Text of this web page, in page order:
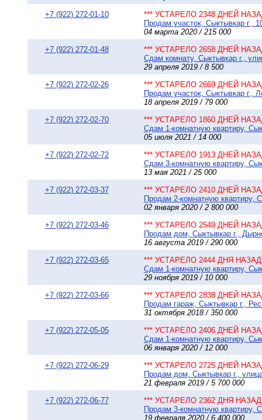
+7 (922) 272-01-10
*** УСТАРЕЛО 2348 ДНЕЙ
Продам участок, Сыктывкар г.,
04 марта 2020 / 215 000
+7 (922) 272-01-48
*** УСТАРЕЛО 2658 ДНЕЙ
Сдам комнату, Сыктывкар г.,
29 апреля 2019 / 8 500
+7 (922) 272-02-26
*** УСТАРЕЛО 2669 ДНЕЙ
Продам участок, Сыктывкар г.,
18 апреля 2019 / 79 000
+7 (922) 272-02-70
*** УСТАРЕЛО 1860 ДНЕЙ
Сдам 1-комнатную квартиру,
05 июля 2021 / 14 000
+7 (922) 272-02-72
*** УСТАРЕЛО 1913 ДНЕЙ
Сдам 3-комнатную квартиру,
13 мая 2021 / 25 000
+7 (922) 272-03-37
*** УСТАРЕЛО 2410 ДНЕЙ
Продам 2-комнатную квартиру,
02 января 2020 / 2 800 000
+7 (922) 272-03-46
*** УСТАРЕЛО 2549 ДНЕЙ
Продам дом, Сыктывкар г.,
16 августа 2019 / 290 000
+7 (922) 272-03-65
*** УСТАРЕЛО 2444 ДНЯ НАЗАД
Сдам 1-комнатную квартиру,
29 ноября 2019 / 10 000
+7 (922) 272-03-66
*** УСТАРЕЛО 2838 ДНЕЙ
Продам гараж, Сыктывкар г.,
31 октября 2018 / 350 000
+7 (922) 272-05-05
*** УСТАРЕЛО 2406 ДНЕЙ
Сдам 1-комнатную квартиру,
06 января 2020 / 12 000
+7 (922) 272-06-29
*** УСТАРЕЛО 2725 ДНЕЙ
Продам дом, Сыктывкар г.,
21 февраля 2019 / 5 700 000
+7 (922) 272-06-77
*** УСТАРЕЛО 2362 ДНЯ НАЗАД
Продам 3-комнатную квартиру,
19 февраля 2020 / 6 400 000